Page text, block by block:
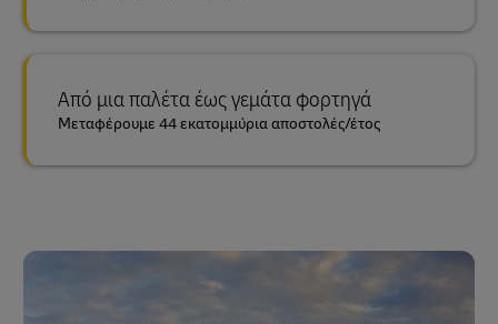
Από μια παλέτα έως γεμάτα φορτηγά
Μεταφέρουμε 44 εκατομμύρια αποστολές/έτος